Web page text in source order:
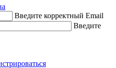
Введите корректный Email
Введите